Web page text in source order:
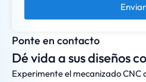
Ponte en contacto
Dé vida a sus diseños
Experimente el mecanizado CNC
Enviar